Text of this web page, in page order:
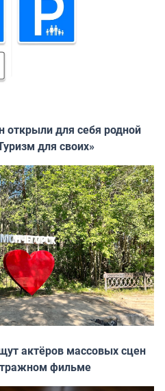
открыли для себя родной
для своих»
актёров массовых сцен
фильме